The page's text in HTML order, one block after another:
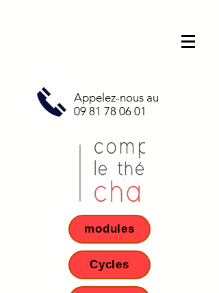
Appelez-nous au
09 81 78 06 01
modules
Cycles